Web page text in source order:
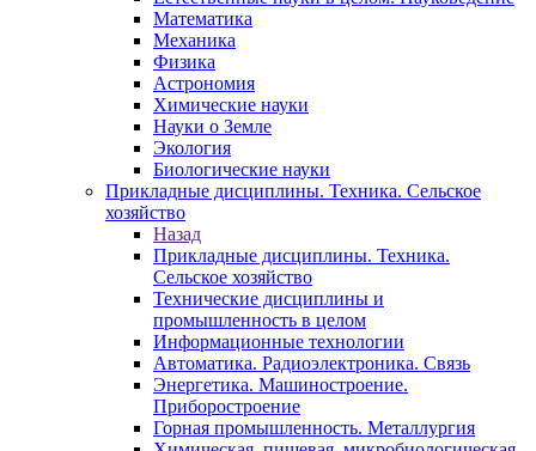
Математика
Механика
Физика
Астрономия
Химические науки
Науки о Земле
Экология
Биологические науки
Прикладные дисциплины. Техника. Сельское
хозяйство
Назад
Прикладные дисциплины. Техника.
Сельское хозяйство
Технические дисциплины и
промышленность в целом
Информационные технологии
Автоматика. Радиоэлектроника. Связь
Энергетика. Машиностроение.
Приборостроение
Горная промышленность. Металлургия